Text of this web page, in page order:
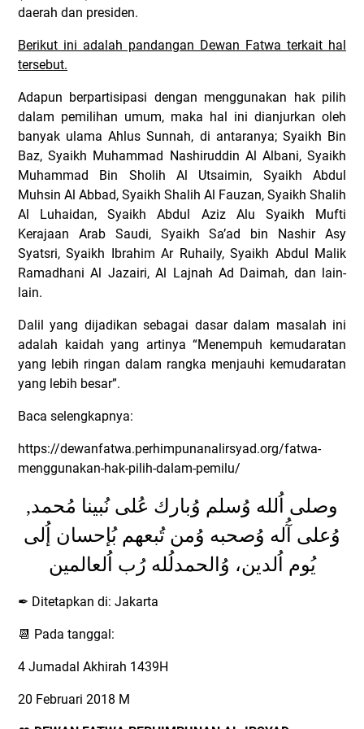
daerah dan presiden.
Berikut ini adalah pandangan Dewan Fatwa terkait hal
tersebut.
Adapun berpartisipasi dengan menggunakan hak pilih
dalam pemilihan umum, maka hal ini dianjurkan oleh
banyak ulama Ahlus Sunnah, di antaranya; Syaikh Bin
Baz, Syaikh Muhammad Nashiruddin Al Albani, Syaikh
Muhammad Bin Sholih Al Utsaimin, Syaikh Abdul
Muhsin Al Abbad, Syaikh Shalih Al Fauzan, Syaikh Shalih
Al Luhaidan, Syaikh Abdul Aziz Alu Syaikh Mufti
Kerajaan Arab Saudi, Syaikh Sa’ad bin Nashir Asy
Syatsri, Syaikh Ibrahim Ar Ruhaily, Syaikh Abdul Malik
Ramadhani Al Jazairi, Al Lajnah Ad Daimah, dan lain-
lain.
Dalil yang dijadikan sebagai dasar dalam masalah ini
adalah kaidah yang artinya “Menempuh kemudaratan
yang lebih ringan dalam rangka menjauhi kemudaratan
yang lebih besar”.
Baca selengkapnya:
https://dewanfatwa.perhimpunanalirsyad.org/fatwa-
menggunakan-hak-pilih-dalam-pemilu/
وصلى اُلله وُسلم وُبارك عُلى نُبينا مُحمد,
وُعلى آُله وُصحبه وُمن تُبعهم بُإحسان إُلى
يُوم اُلدين، وُالحمدلُله رُب اُلعالمين
✒ Ditetapkan di: Jakarta
📆 Pada tanggal:
4 Jumadal Akhirah 1439H
20 Februari 2018 M